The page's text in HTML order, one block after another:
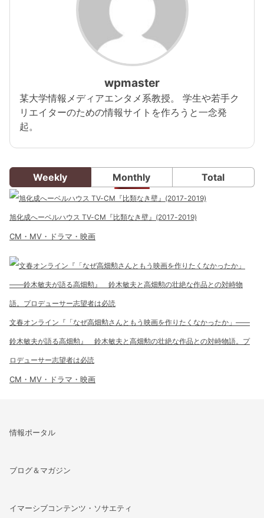
wpmaster
某大学情報メディアエンタメ系教授。 学生や若手ク
リエイターのための情報サイトを作ろうと一念発
起。
Weekly Monthly Total
旭化成へーベルハウス TV-CM『比類なき壁』(2017-2019)
CM・MV・ドラマ・映画
文春オンライン『「なぜ高畑勲さんともう映画を作りたくなかったか」――
鈴木敏夫が語る高畑勲』 鈴木敏夫と高畑勲の壮絶な作品との対峙物語。プ
ロデューサー志望者は必読
CM・MV・ドラマ・映画
情報ポータル
ブログ＆マガジン
イマーシブコンテンツ・ソサエティ